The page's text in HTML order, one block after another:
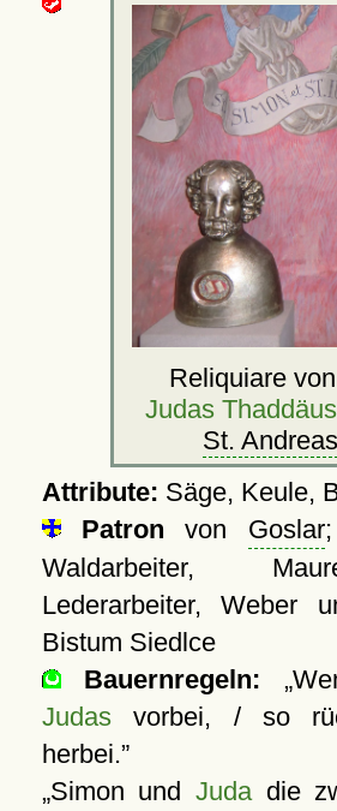
Reliquiare
Judas Thaddäus
St. Andreas
Attribute: Säge, Keule,
Patron von Goslar
Waldarbeiter,
Lederarbeiter, Weber
Bistum Siedlce
Bauernregeln:
Judasvorbei, / so
herbei.
Simon undJuda die